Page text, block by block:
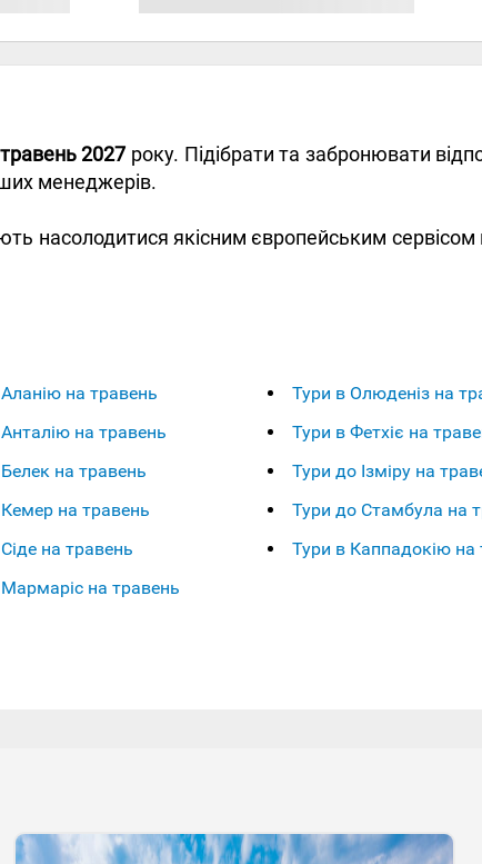
2027 року. Підібрати та забронювати
менеджерів.
насолодитися якісним європейським
на травень
на травень
на травень
на травень
на травень
на травень
Тури в Олюденіз на
Тури в Фетхіє на
Тури до Ізміру на
Тури до Стамбула на
Тури в Каппадокію на